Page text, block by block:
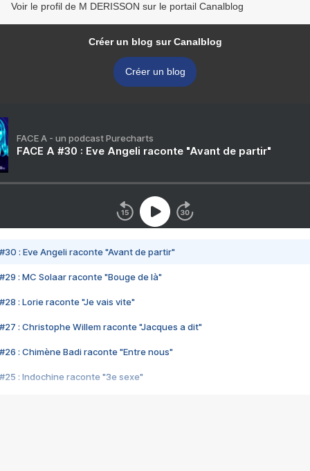
Voir le profil de M DERISSON sur le portail Canalblog
Créer un blog sur Canalblog
Créer un blog
FACE A - un podcast Purecharts
FACE A #30 : Eve Angeli raconte "Avant de partir"
#30 : Eve Angeli raconte "Avant de partir"
#29 : MC Solaar raconte "Bouge de là"
#28 : Lorie raconte "Je vais vite"
#27 : Christophe Willem raconte "Jacques a dit"
#26 : Chimène Badi raconte "Entre nous"
#25 : Indochine raconte "3e sexe"